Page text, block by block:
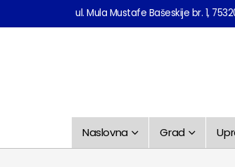
ul. Mula Mustafe Bašeskije br. 1,
Naslovna Grad